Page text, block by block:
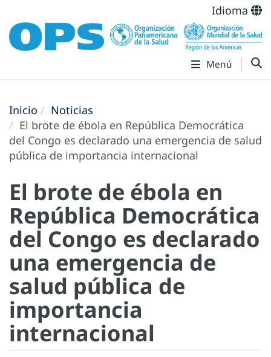
Idioma
Menú
Inicio
Noticias
El brote de ébola en República Democrática
del Congo es declarado una emergencia de salud
pública de importancia internacional
El brote de ébola en
República Democrática
del Congo es declarado
una emergencia de
salud pública de
importancia
internacional